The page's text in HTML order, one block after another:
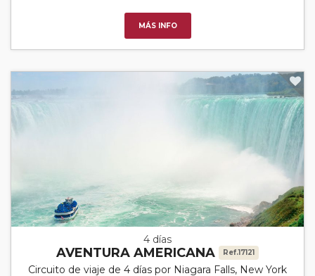
MÁS INFO
4 días
AVENTURA AMERICANA Ref.17121
Circuito de viaje de 4 días por Niagara Falls, New York